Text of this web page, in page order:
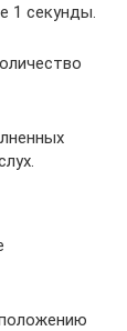
1 секунды.